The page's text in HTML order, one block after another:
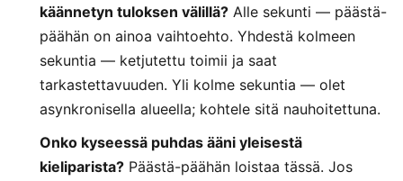
käännetyn tuloksen välillä? Alle sekunti — päästä-
päähän on ainoa vaihtoehto. Yhdestä kolmeen
sekuntia — ketjutettu toimii ja saat
tarkastettavuuden. Yli kolme sekuntia — olet
asynkronisella alueella; kohtele sitä nauhoitettuna.
Onko kyseessä puhdas ääni yleisestä
kieliparista? Päästä-päähän loistaa tässä. Jos